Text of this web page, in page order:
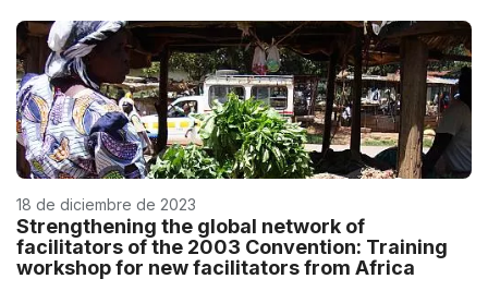
18 de diciembre de 2023
Strengthening the global network of
facilitators of the 2003 Convention: Training
workshop for new facilitators from Africa